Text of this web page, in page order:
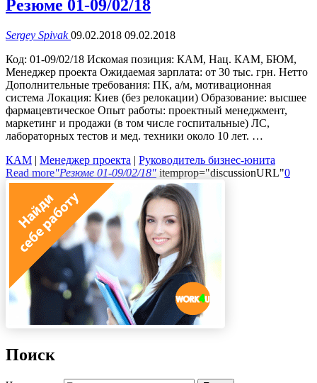
Резюме 01-09/02/18
Sergey Spivak 09.02.2018 09.02.2018
Код: 01-09/02/18 Искомая позиция: КАМ, Нац. КАМ, БЮМ,
Менеджер проекта Ожидаемая зарплата: от 30 тыс. грн. Нетто
Дополнительные требования: ПК, а/м, мотивационная
система Локация: Киев (без релокации) Образование: высшее
фармацевтическое Опыт работы: проектный менеджмент,
маркетинг и продажи (в том числе госпитальные) ЛС,
лабораторных тестов и мед. техники около 10 лет. …
КАМ | Менеджер проекта | Руководитель бизнес-юнита
Read more"Резюме 01-09/02/18" itemprop="discussionURL"0
Поиск